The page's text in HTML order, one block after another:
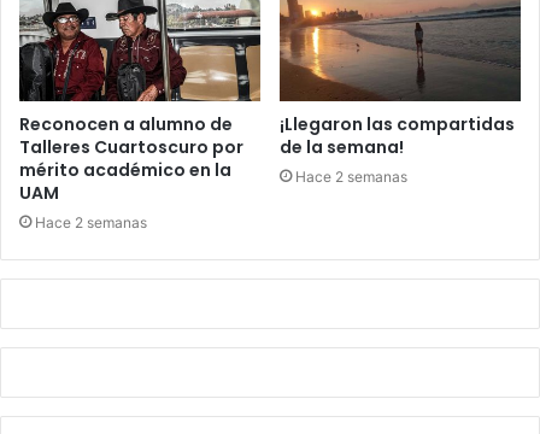
Reconocen a alumno de
Talleres Cuartoscuro por
mérito académico en la
UAM
Hace 2 semanas
¡Llegaron las compartidas
de la semana!
Hace 2 semanas